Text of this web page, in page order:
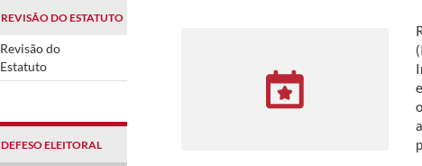
REVISÃO DO ESTATUTO
Revisão do
Estatuto
DEFESO ELEITORAL